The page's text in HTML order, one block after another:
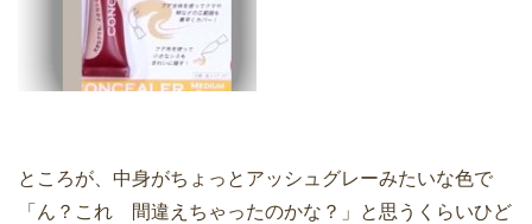
ところが、中身がちょっとアッシュグレーみたいな色で
「ん？これ 間違えちゃったのかな？」と思うくらいひど